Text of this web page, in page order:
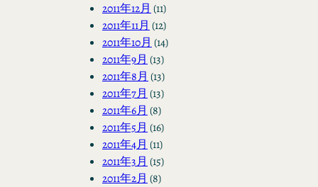
2011年12月 (11)
2011年11月 (12)
2011年10月 (14)
2011年9月 (13)
2011年8月 (13)
2011年7月 (13)
2011年6月 (8)
2011年5月 (16)
2011年4月 (11)
2011年3月 (15)
2011年2月 (8)